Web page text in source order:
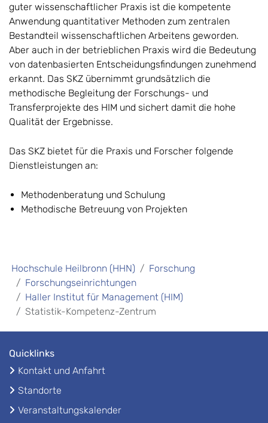
guter wissenschaftlicher Praxis ist die kompetente
Anwendung quantitativer Methoden zum zentralen
Bestandteil wissenschaftlichen Arbeitens geworden.
Aber auch in der betrieblichen Praxis wird die Bedeutung
von datenbasierten Entscheidungsfindungen zunehmend
erkannt. Das SKZ übernimmt grundsätzlich die
methodische Begleitung der Forschungs- und
Transferprojekte des HIM und sichert damit die hohe
Qualität der Ergebnisse.
Das SKZ bietet für die Praxis und Forscher folgende
Dienstleistungen an:
Methodenberatung und Schulung
Methodische Betreuung von Projekten
Hochschule Heilbronn (HHN)
Forschung
Forschungseinrichtungen
Haller Institut für Management (HIM)
Statistik-Kompetenz-Zentrum
Quicklinks
Kontakt und Anfahrt
Standorte
Veranstaltungskalender